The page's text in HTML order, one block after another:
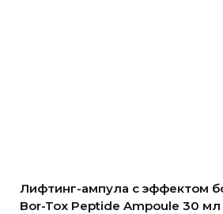
Лифтинг-ампула с эффектом
Bor-Tox Peptide Ampoule 30 мл